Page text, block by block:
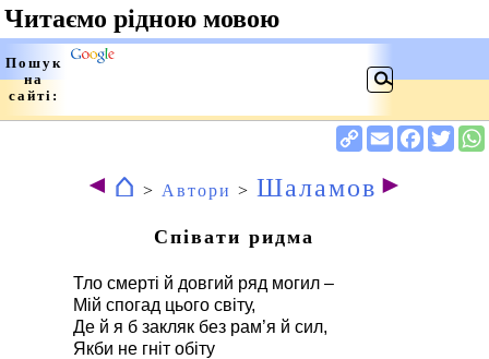
◄ ⌂ > Автори > Шаламов ►
Співати ридма
Тло смерті й довгий ряд могил –
Мій спогад цього світу,
Де й я б закляк без рам’я й сил,
Якби не гніт обіту